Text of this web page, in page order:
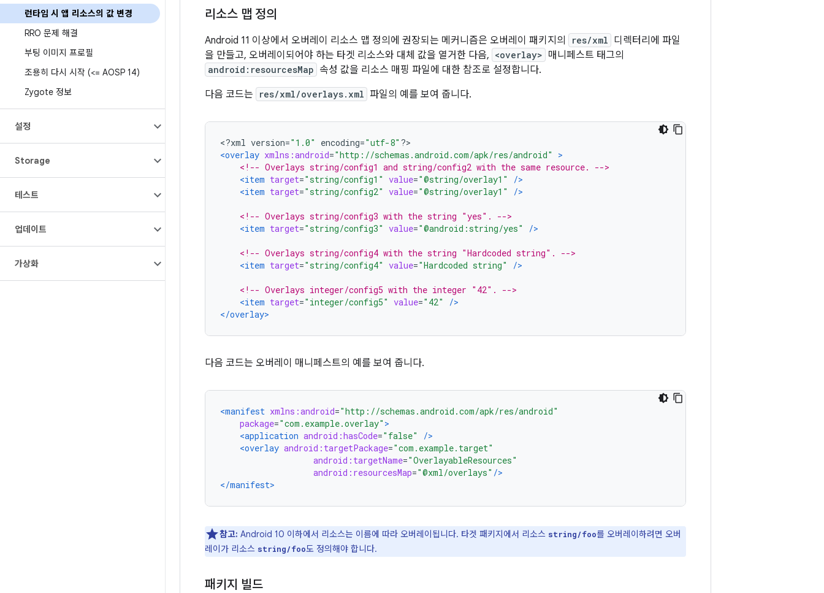
런타임 시 앱 리소스의 값 변경
RRO 문제 해결
부팅 이미지 프로필
조용히 다시 시작 (<= AOSP 14)
Zygote 정보
설정
Storage
테스트
업데이트
가상화
리소스 맵 정의
Android 11 이상에서 오버레이 리소스 맵 정의에 권장되는 메커니즘은 오버레이 패키지의 res/xml 디렉터리에 파일
을 만들고, 오버레이되어야 하는 타겟 리소스와 대체 값을 열거한 다음, <overlay> 매니페스트 태그의
android:resourcesMap 속성 값을 리소스 매핑 파일에 대한 참조로 설정합니다.
다음 코드는
res/xml/overlays.xml 파일의 예를 보여 줍니다.
<?xml version="1.0" encoding="utf-8" ?>
<overlay xmlns:android="http://schemas.android.com/apk/res/android"
>
<!-- Overlays string/config1 and string/config2 with the same resource. -->
<item target="string/config1" value="@string/overlay1"
/>
<item target="string/config2" value="@string/overlay1" />
<!-- Overlays string/config3 with the string "yes". -->
<item target="string/config3" value="@android:string/yes" />
<!-- Overlays string/config4 with the string "Hardcoded string". -->
<item target="string/config4" value="Hardcoded string" />
<!-- Overlays integer/config5 with the integer "42". -->
<item target="integer/config5" value="42"
/>
</overlay>
다음 코드는 오버레이 매니페스트의 예를 보여 줍니다.
<manifest xmlns:android="http://schemas.android.com/apk/res/android"
package="com.example.overlay" >
<application android:hasCode="false"
/>
<overlay android:targetPackage="com.example.target"
android:targetName="OverlayableResources"
android:resourcesMap="@xml/overlays" />
</manifest>
참고: Android 10 이하에서 리소스는 이름에 따라 오버레이됩니다. 타겟 패키지에서 리소스 string/foo를 오버레이하려면 오버
레이가 리소스 string/foo도 정의해야 합니다.
패키지 빌드